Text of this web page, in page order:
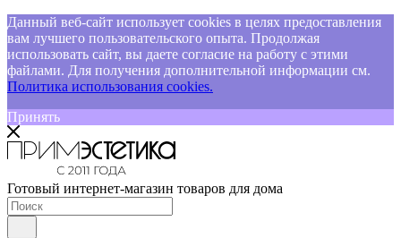
Данный веб-сайт использует cookies в целях предоставления
вам лучшего пользовательского опыта. Продолжая
использовать сайт, вы даете согласие на работу с этими
файлами. Для получения дополнительной информации см.
Политика использования cookies.
Принять
Готовый интернет-магазин товаров для дома